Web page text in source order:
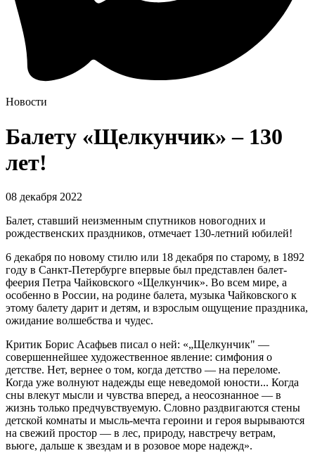
Новости
Балету «Щелкунчик» – 130
лет!
08 декабря 2022
Балет, ставший неизменным спутников новогодних и
рождественских праздников, отмечает 130-летний юбилей!
6 декабря по новому стилю или 18 декабря по старому, в 1892
году в Санкт-Петербурге впервые был представлен балет-
феерия Петра Чайковского «Щелкунчик». Во всем мире, а
особенно в России, на родине балета, музыка Чайковского к
этому балету дарит и детям, и взрослым ощущение праздника,
ожидание волшебства и чудес.
Критик Борис Асафьев писал о ней: «„Щелкунчик" —
совершеннейшее художественное явление: симфония о
детстве. Нет, вернее о том, когда детство — на переломе.
Когда уже волнуют надежды еще неведомой юности... Когда
сны влекут мысли и чувства вперед, а неосознанное — в
жизнь только предчувствуемую. Словно раздвигаются стены
детской комнаты и мысль-мечта героини и героя вырываются
на свежий простор — в лес, природу, навстречу ветрам,
вьюге, дальше к звездам и в розовое море надежд».